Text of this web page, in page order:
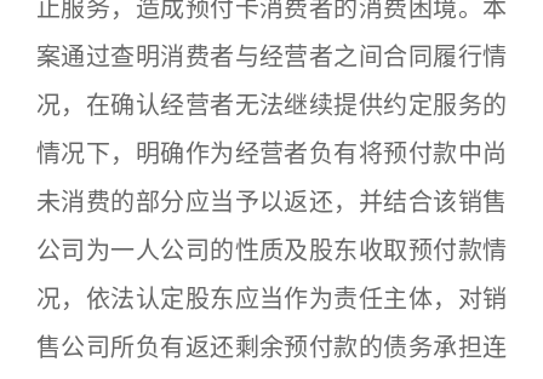
止服务，造成预付卡消费者的消费困境。本
案通过查明消费者与经营者之间合同履行情
况，在确认经营者无法继续提供约定服务的
情况下，明确作为经营者负有将预付款中尚
未消费的部分应当予以返还，并结合该销售
公司为一人公司的性质及股东收取预付款情
况，依法认定股东应当作为责任主体，对销
售公司所负有返还剩余预付款的债务承担连